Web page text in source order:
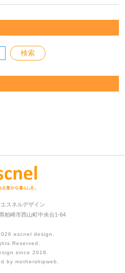
スネルデザイン
柏崎市西山町中央台1-64
escnel design
Reserved.
since 2018.
by mothershipweb